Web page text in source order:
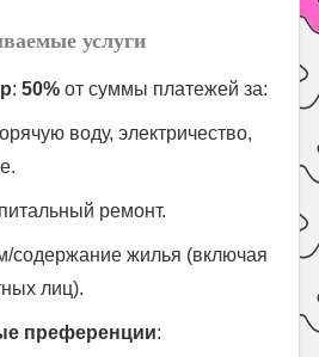
услуги
:50% от суммы платежей за:
воду, электричество,
ремонт.
содержание жилья (включая
лиц).
преференции: